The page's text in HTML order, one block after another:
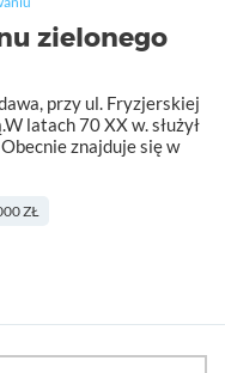
zielonego
przy ul. Fryzjerskiej
latach 70 XX w. służył
znajduje się w
ZŁ